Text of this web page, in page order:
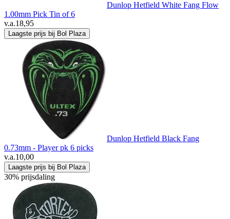
Dunlop Hetfield White Fang Flow
1.00mm Pick Tin of 6
v.a.18,95
Laagste prijs bij Bol Plaza
Dunlop Hetfield Black Fang
0.73mm - Player pk 6 picks
v.a.10,00
Laagste prijs bij Bol Plaza
30% prijsdaling